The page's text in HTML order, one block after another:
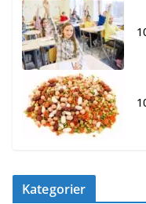
Kategorier